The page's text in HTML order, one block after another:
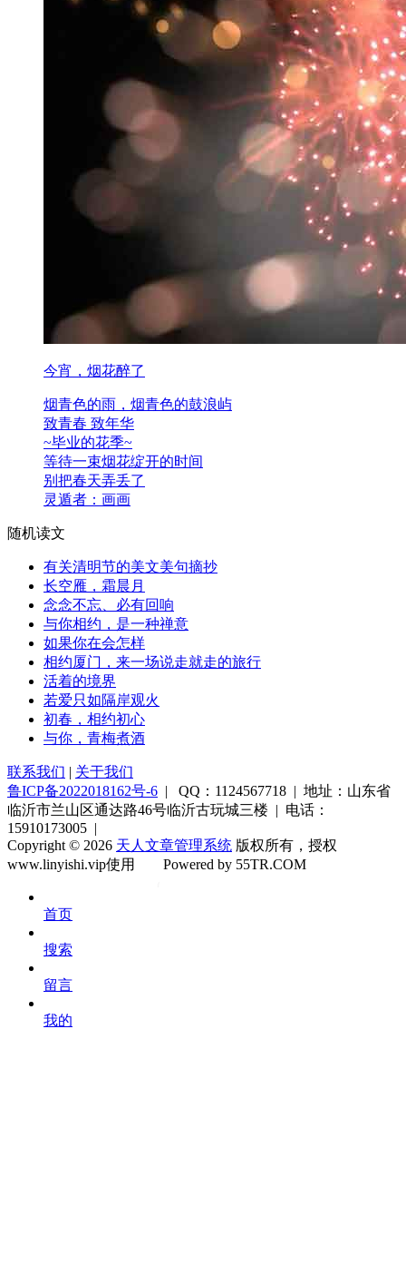
今宵，烟花醉了
烟青色的雨，烟青色的鼓浪屿
致青春 致年华
~毕业的花季~
等待一束烟花绽开的时间
别把春天弄丢了
灵遁者：画画
随机读文
有关清明节的美文美句摘抄
长空雁，霜晨月
念念不忘、必有回响
与你相约，是一种禅意
如果你在会怎样
相约厦门，来一场说走就走的旅行
活着的境界
若爱只如隔岸观火
初春，相约初心
与你，青梅煮酒
联系我们 | 关于我们
鲁ICP备2022018162号-6 | QQ：1124567718 | 地址：山东省
临沂市兰山区通达路46号临沂古玩城三楼 | 电话：
15910173005 |
Copyright © 2026 天人文章管理系统 版权所有，授权
www.linyishi.vip使用
Powered by 55TR.COM
首页
搜索
留言
我的